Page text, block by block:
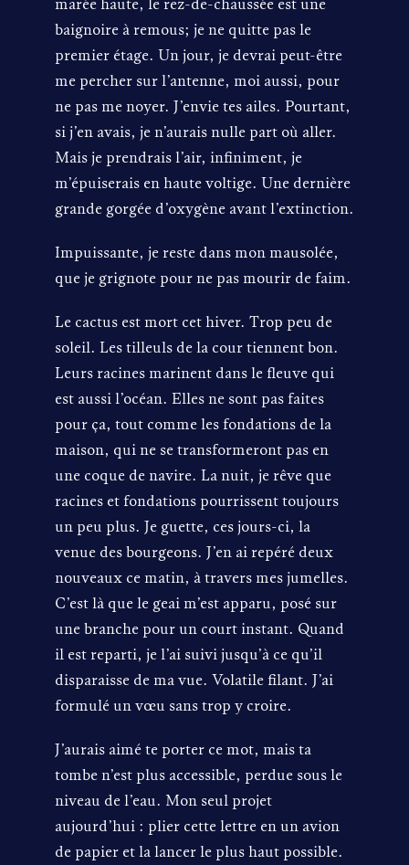
baignoire à remous; je ne quitte pas le
premier étage. Un jour, je devrai peut-être
me percher sur l’antenne, moi aussi, pour
ne pas me noyer. J’envie tes ailes. Pourtant,
si j’en avais, je n’aurais nulle part où aller.
Mais je prendrais l’air, infiniment, je
m’épuiserais en haute voltige. Une dernière
grande gorgée d’oxygène avant l’extinction.
Impuissante, je reste dans mon mausolée,
que je grignote pour ne pas mourir de faim.
Le cactus est mort cet hiver. Trop peu de
soleil. Les tilleuls de la cour tiennent bon.
Leurs racines marinent dans le fleuve qui
est aussi l’océan. Elles ne sont pas faites
pour ça, tout comme les fondations de la
maison, qui ne se transformeront pas en
une coque de navire. La nuit, je rêve que
racines et fondations pourrissent toujours
un peu plus. Je guette, ces jours-ci, la
venue des bourgeons. J’en ai repéré deux
nouveaux ce matin, à travers mes jumelles.
C’est là que le geai m’est apparu, posé sur
une branche pour un court instant. Quand
il est reparti, je l’ai suivi jusqu’à ce qu’il
disparaisse de ma vue. Volatile filant. J’ai
formulé un vœu sans trop y croire.
J’aurais aimé te porter ce mot, mais ta
tombe n’est plus accessible, perdue sous le
niveau de l’eau. Mon seul projet
aujourd’hui : plier cette lettre en un avion
de papier et la lancer le plus haut possible.